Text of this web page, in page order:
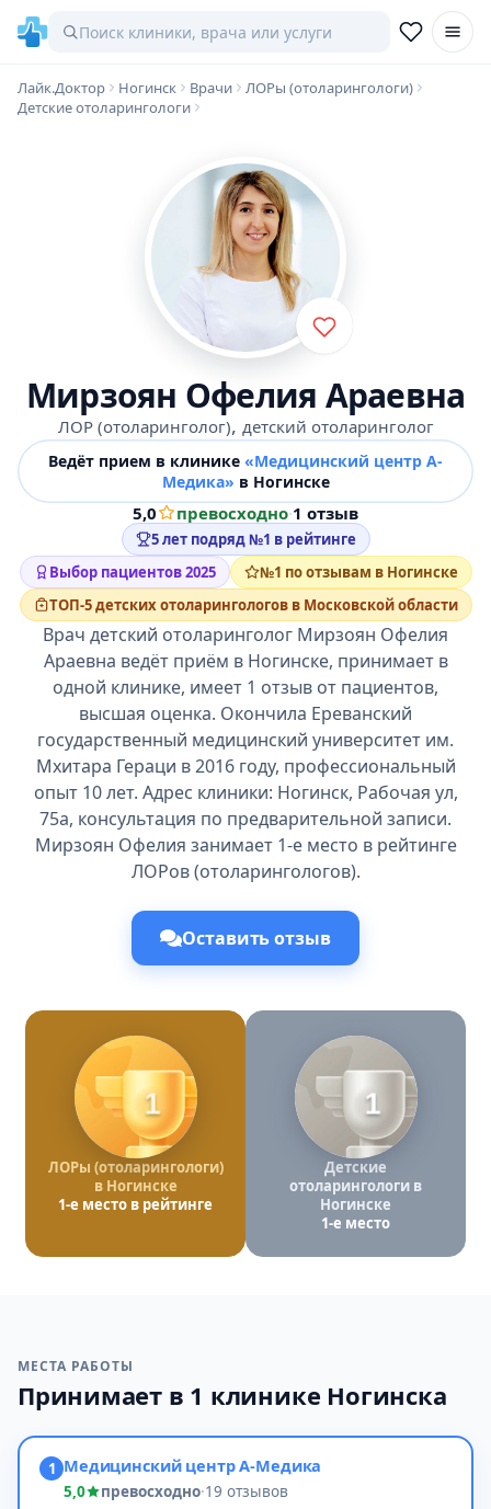
Лайк.Доктор Ногинск Врачи
ЛОРы (отоларингологи)
Детские отоларингологи
Мирзоян Офелия Араевна
ЛОР (отоларинголог), детский отоларинголог
Ведёт прием в клинике «Медицинский центр А-
Медика» в Ногинске
5,0 превосходно·1 отзыв
5 лет подряд №1 в рейтинге
Выбор пациентов 2025
№1 по отзывам в Ногинске
ТОП-5 детских отоларингологов в Московской области
Врач детский отоларинголог Мирзоян Офелия
Араевна ведёт приём в Ногинске, принимает в
одной клинике, имеет 1 отзыв от пациентов,
высшая оценка. Окончила Ереванский
государственный медицинский университет им.
Мхитара Гераци в 2016 году, профессиональный
опыт 10 лет. Адрес клиники: Ногинск, Рабочая ул,
75а, консультация по предварительной записи.
Мирзоян Офелия занимает 1-е место в рейтинге
ЛОРов (отоларингологов).
Оставить отзыв
1
ЛОРы (отоларингологи)
в Ногинске
1-е место в рейтинге
1
Детские
отоларингологи в
Ногинске
1-е место
МЕСТА РАБОТЫ
Принимает в 1 клинике Ногинска
1 Медицинский центр А-Медика
5,0 превосходно·19 отзывов